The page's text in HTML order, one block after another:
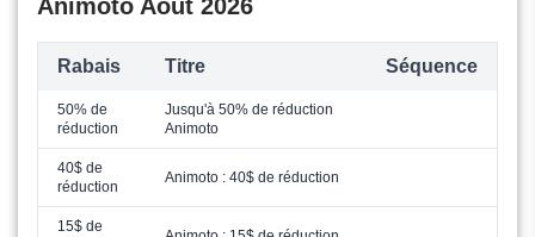
Animoto Août 2026
Rabais Titre Séquence
50% de
réduction
Jusqu'à 50% de réduction
Animoto
40$ de
réduction
Animoto : 40$ de réduction
15$ de